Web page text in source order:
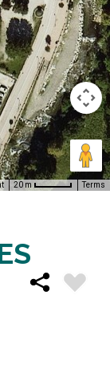
20 m Terms